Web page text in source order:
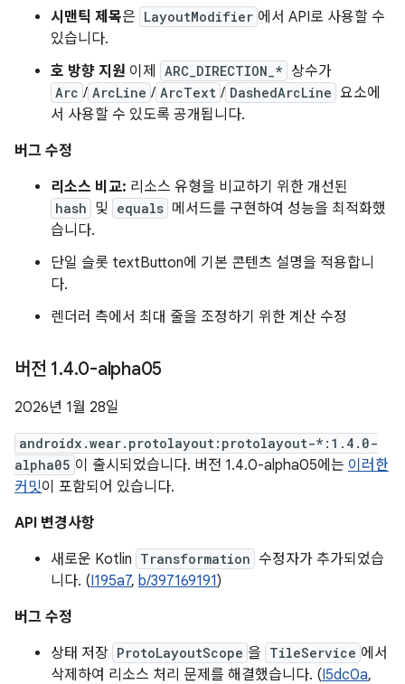
시맨틱 제목은 LayoutModifier 에서 API로 사용할 수
있습니다.
호 방향 지원 이제 ARC_DIRECTION_* 상수가
Arc / ArcLine / ArcText / DashedArcLine 요소에
서 사용할 수 있도록 공개됩니다.
버그 수정
리소스 비교: 리소스 유형을 비교하기 위한 개선된
hash 및 equals 메서드를 구현하여 성능을 최적화했
습니다.
단일 슬롯 textButton에 기본 콘텐츠 설명을 적용합니
다.
렌더러 측에서 최대 줄을 조정하기 위한 계산 수정
버전 1.4.0-alpha05
2026년 1월 28일
androidx.wear.protolayout:protolayout-*:1.4.0-
alpha05 이 출시되었습니다. 버전 1.4.0-alpha05에는 이러한
커밋이 포함되어 있습니다.
API 변경사항
새로운 Kotlin Transformation 수정자가 추가되었습
니다. (I195a7, b/397169191)
버그 수정
상태 저장 ProtoLayoutScope 을 TileService 에서
삭제하여 리소스 처리 문제를 해결했습니다. (I5dc0a,